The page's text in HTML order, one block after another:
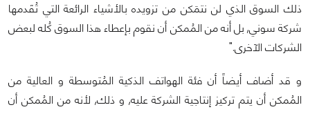
ذلك السوق الذي لن نتمَكن من تزويده بالأشياء الرائعة التي تُقَدمها
شركة سوني, بل أنه من المُمكن أن نقوم بإعطاء هذا السوق كُله لبعض
الشركات الآخرى."
و قد أضاف أيضاً أن فئة الهواتف الذكية المُتوسطة و العالية من
المُمكن أن يتم تركيز إنتاجية الشركة عليه, و ذلك, لأنه من المُمكن أن